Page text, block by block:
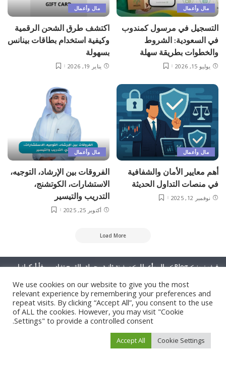
مال وأعمال
التسجيل في مرسول كمندوب
في السعودية: الشروط
والخطوات بطريقة سهلة
يوليو 15, 2026
مال وأعمال
اكتشف طرق الشحن الرقمية
وكيفية استخدام بطاقات بينانس
بسهولة
يناير 19, 2026
مال وأعمال
أهم معايير الأمان والشفافية
في منصات التداول الحديثة
نوفمبر 12, 2025
مال وأعمال
الفروقات بين الإرشاد، التوجيه،
الاستشارات، الكوتشنج،
التدريب والتيسير
أكتوبر 25, 2025
Load More
فيفو نيوز>
Blog
>مال وأعمال>سفينة ثانية محملة بالقمح تغادر مرفأ أوكرانيا متوجهة إلى مصر
We use cookies on our website to give you the most
relevant experience by remembering your preferences and
repeat visits. By clicking “Accept All”, you consent to the use
of ALL the cookies. However, you may visit "Cookie
Settings" to provide a controlled consent.
Cookie Settings
Accept All